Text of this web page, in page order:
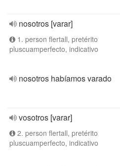
nosotros [varar]
1. person flertall, pretérito
pluscuamperfecto, indicativo
nosotros habíamos varado
vosotros [varar]
2. person flertall, pretérito
pluscuamperfecto, indicativo